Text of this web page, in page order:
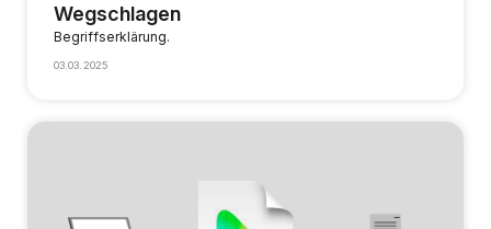
Wegschlagen
Begriffserklärung.
03.03.2025